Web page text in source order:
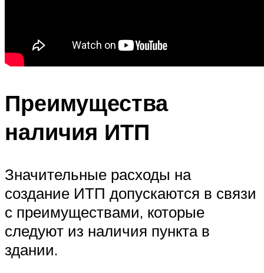
Преимущества
наличия ИТП
Значительные расходы на
создание ИТП допускаются в связи
с преимуществами, которые
следуют из наличия пункта в
здании.